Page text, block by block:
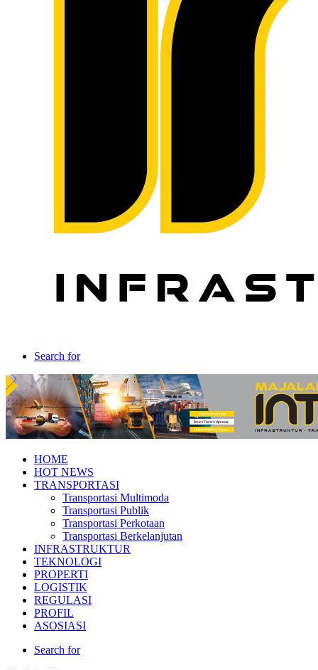
Search for
HOME
HOT NEWS
TRANSPORTASI
Transportasi Multimoda
Transportasi Publik
Transportasi Perkotaan
Transportasi Berkelanjutan
INFRASTRUKTUR
TEKNOLOGI
PROPERTI
LOGISTIK
REGULASI
PROFIL
ASOSIASI
Search for